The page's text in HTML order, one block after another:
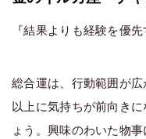
『結果よりも経験を優先
総合運は、行動範囲が
以上に気持ちが前向き
ょう。興味のわいた物